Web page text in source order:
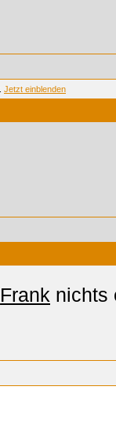
Jetzt einblenden
Frank nichts